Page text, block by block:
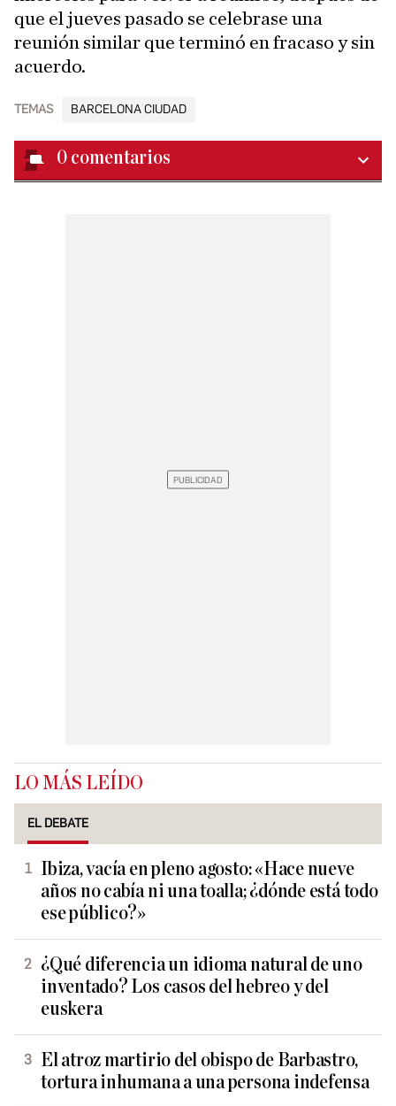
que el jueves pasado se celebrase una
reunión similar que terminó en fracaso y sin
acuerdo.
TEMAS BARCELONA CIUDAD
0 comentarios
LO MÁS LEÍDO
EL DEBATE
Ibiza, vacía en pleno agosto: «Hace nueve
años no cabía ni una toalla; ¿dónde está todo
ese público?»
¿Qué diferencia un idioma natural de uno
inventado? Los casos del hebreo y del
euskera
El atroz martirio del obispo de Barbastro,
tortura inhumana a una persona indefensa